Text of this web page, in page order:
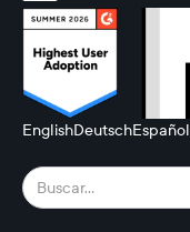
EnglishDeutschEspañol